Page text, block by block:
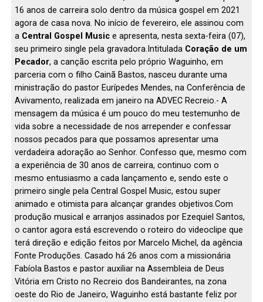
16 anos de carreira solo dentro da música gospel em 2021
agora de casa nova. No início de fevereiro, ele assinou com
a Central Gospel Musice apresenta, nesta sexta-feira (07),
seu primeiro single pela gravadora.Intitulada Coração de um
Pecador, a canção escrita pelo próprio Waguinho, em
parceria com o filho Cainã Bastos, nasceu durante uma
ministração do pastor Eurípedes Mendes, na Conferência de
Avivamento, realizada em janeiro na ADVEC Recreio.- A
mensagem da música é um pouco do meu testemunho de
vida sobre a necessidade de nos arrepender e confessar
nossos pecados para que possamos apresentar uma
verdadeira adoração ao Senhor. Confesso que, mesmo com
a experiência de 30 anos de carreira, continuo com o
mesmo entusiasmo a cada lançamento e, sendo este o
primeiro single pela Central Gospel Music, estou super
animado e otimista para alcançar grandes objetivos.Com
produção musical e arranjos assinados por Ezequiel Santos,
o cantor agora está escrevendo o roteiro do videoclipe que
terá direção e edição feitos por Marcelo Michel, da agência
Fonte Produções. Casado há 26 anos com a missionária
Fabíola Bastos e pastor auxiliar na Assembleia de Deus
Vitória em Cristo no Recreio dos Bandeirantes, na zona
oeste do Rio de Janeiro, Waguinho está bastante feliz por